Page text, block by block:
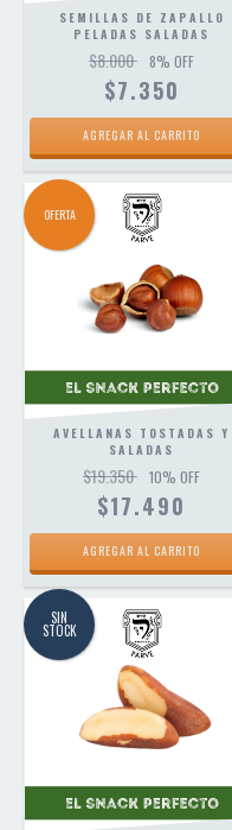
SEMILLAS DE ZAPALLO
PELADAS SALADAS
$8.000 8% OFF
$7.350
AGREGAR AL CARRITO
OFERTA
AVELLANAS TOSTADAS Y
SALADAS
$19.350 10% OFF
$17.490
AGREGAR AL CARRITO
SIN
STOCK